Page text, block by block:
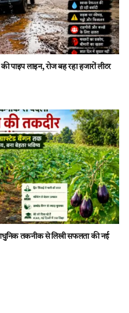
पाइप लाइन, रोज बह रहा हजारों लीटर
तकनीक से लिखी सफलता की नई